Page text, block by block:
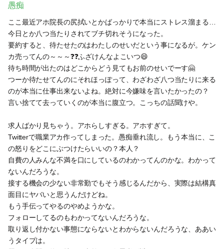
愚痴
ここ最近アホ院長の尻拭いとかばっかりで本当にストレス溜まる…
今日とか八つ当たりされてブチ切れそうになった。
要約すると、待たせたのはわたしのせいだという事になるが。ケン
カ売ってんの～～～❓❓ふざけんなよこいつ😄
待ち時間が出たのはどこからどう見てもお前のせいでーす🤗
つーか待たせてんのにそれほっぽって、わざわざ八つ当たりに来る
のが本当に仕事出来ないよね。絶対に今嫌味を言いたかったの？
言い捨てて去っていくのが本当に腹立つ。こっちの話聞けや。
求人ばかり見ちゃう。アホらしすぎる。アホすぎて。
Twitterで職業アカ作ってしまった。愚痴垂れ流し。もう本当に、こ
の怒りをどこにぶつけたらいいの？本人？
自費の人みんな不満を口にしているのわかってんのかな。わかって
ないんだろうな。
接する機会の少ない非常勤でもそう感じるんだから、実際は結構真
面目にヤバいと思うんだけどね。
もう手伝ってやるのやめようかな。
フォローしてるのもわかってないんだろうな。
取り返し付かない事態にならないとわからないんだろうな、ああい
うタイプは。